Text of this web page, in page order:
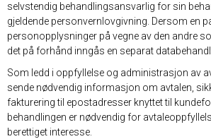
selvstendig behandlingsansvarlig for sin
gjeldende personvernlovgivning. Dersom en
personopplysninger på vegne av den andre
det på forhånd inngås en separat
Som ledd i oppfyllelse og administrasjon av
sende nødvendig informasjon om avtalen,
fakturering til epostadresser knyttet til
behandlingen er nødvendig for
berettiget interesse.